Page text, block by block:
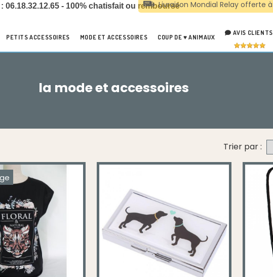
06.18.32.12.65 - 100% chatisfait ou remboursé
PETITS ACCESSOIRES MODE ET ACCESSOIRES COUP DE ♥ ANIMAUX
AVIS CLIENTS
la mode et accessoires
Trier par :